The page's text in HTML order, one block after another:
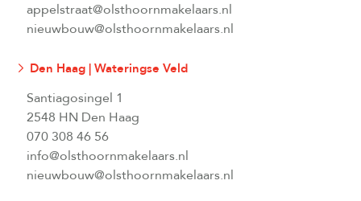
appelstraat@olsthoornmakelaars.nl
nieuwbouw@olsthoornmakelaars.nl
Den Haag | Wateringse Veld
Santiagosingel 1
2548 HN Den Haag
070 308 46 56
info@olsthoornmakelaars.nl
nieuwbouw@olsthoornmakelaars.nl